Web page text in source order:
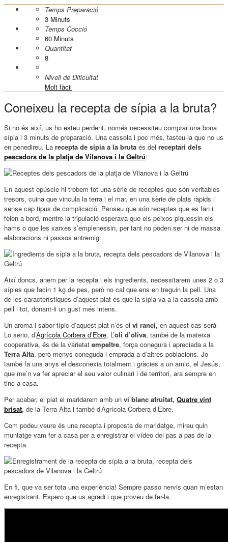
Temps Preparació
3 Minuts
Temps Cocció
60 Minuts
Quantitat
8
Nivell de Dificultat
Molt fàcil
Coneixeu la recepta de sípia a la bruta?
Si no és així, us ho esteu perdent, només necessiteu comprar una bona
sípia i 3 minuts de preparació. Una cassola i poc més, tasteu-la que no us
en penedireu. La recepta de sípia a la bruta és del receptari dels
pescadors de la platja de Vilanova i la Geltrú:
En aquest opúscle hi trobem tot una sèrie de receptes que són veritables
tresors, cuina que vincula la terra i el mar, en una sèrie de plats ràpids i
sense cap tipus de complicació. Penseu que són receptes que es fan i
fèien a bord, mentre la tripulació esperava que els peixos piquessin els
hams o que les xarxes s’emplenessin, per tant no poden ser ni de massa
elaboracions ni passos entremig.
Així doncs, anem per la recepta i els ingredients, necessitarem unes 2 o 3
sípies que facin 1 kg de pes, però no cal que ens en treguin la pell. Una
de les característiques d’aquest plat és que la sípia va a la cassola amb
pell i tot, donant-li un gust més intens.
Un aroma i sabor típic d’aquest plat n’és el vi ranci, en aquest cas serà
Lo serio, d’Agrícola Corbera d’Ebre. L’oli d’oliva, també de la mateixa
cooperativa, és de la varietat empeltre, força conegura i apreciada a la
Terra Alta, però menys coneguda i emprada a d’altres poblacions. Jo
també fa uns anys el desconexia totalment i gràcies a un amic, el Jesús,
que me’n va fer apreciar el seu valor culinari i de territori, ara sempre en
tinc a casa.
Per acabar, el plat el maridarem amb un vi blanc afruitat, Quatre vint
brisat, de la Terra Alta i també d’Agrícola Corbera d’Ebre.
Com podeu veure és una recepta i proposta de maridatge, mireu quin
muntatge vam fer a casa per a enregistrar el vídeo del pas a pas de la
recepta.
En fi, que va ser tota una experiència! Sempre passo nervis quan m’estan
enregistrant. Espero que us agradi i que proveu de fer-la.